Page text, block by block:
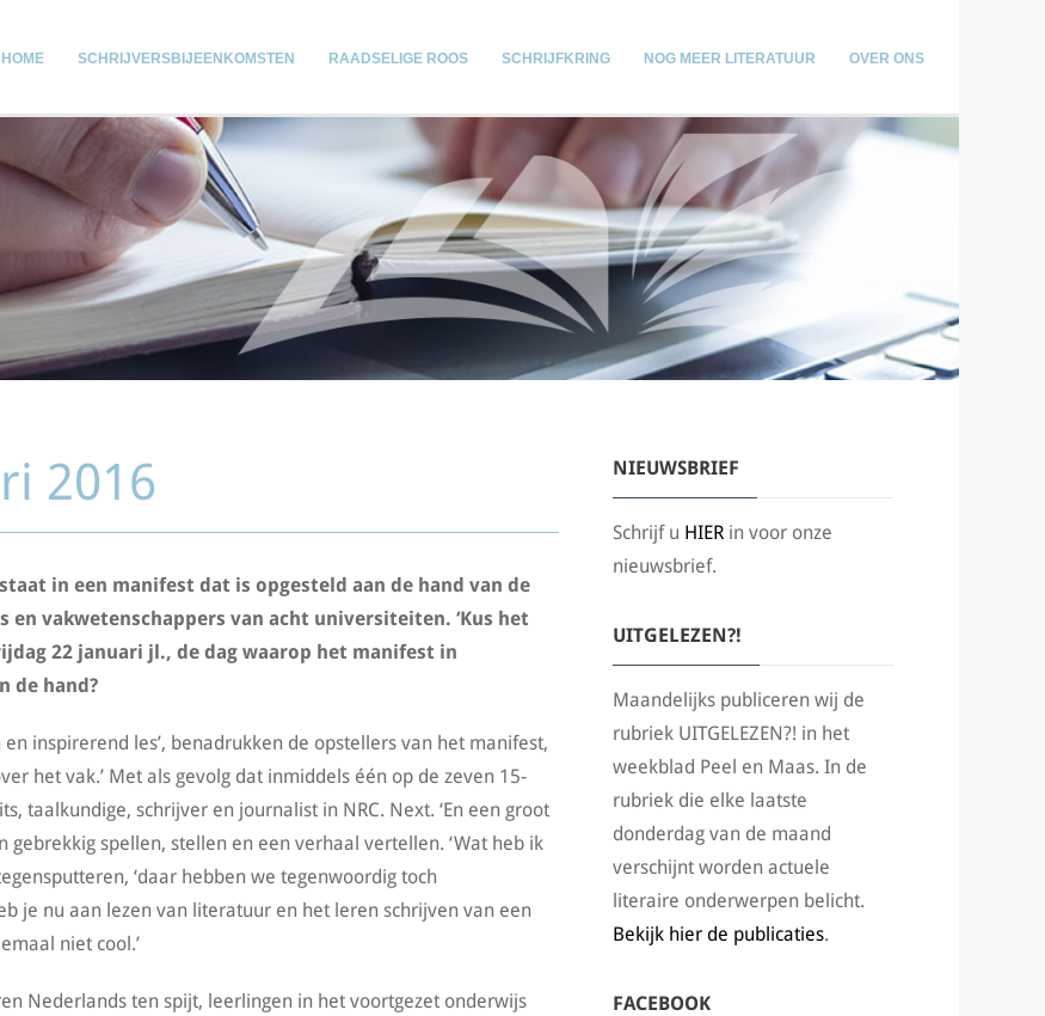
HOME SCHRIJVERSBIJEENKOMSTEN RAADSELIGE ROOS SCHRIJFKRING NOG MEER LITERATUUR OVER ONS
2016
in een manifest dat is opgesteld aan de hand van de
vakwetenschappers van acht universiteiten. ‘Kus het
22 januari jl., de dag waarop het manifest in
de hand?
inspirerend les’, benadrukken de opstellers van het manifest,
het vak.’ Met als gevolg dat inmiddels één op de zeven 15-
taalkundige, schrijver en journalist in NRC. Next. ‘En een groot
gebrekkig spellen, stellen en een verhaal vertellen. ‘Wat heb ik
‘daar hebben we tegenwoordig toch
je nu aan lezen van literatuur en het leren schrijven van een
niet cool.’
Nederlands ten spijt, leerlingen in het voortgezet onderwijs
NIEUWSBRIEF
Schrijf u HIER in voor onze
nieuwsbrief.
UITGELEZEN?!
Maandelijks publiceren wij de
rubriek UITGELEZEN?! in het
weekblad Peel en Maas. In de
rubriek die elke laatste
donderdag van de maand
verschijnt worden actuele
literaire onderwerpen belicht.
Bekijk hier de publicaties.
FACEBOOK